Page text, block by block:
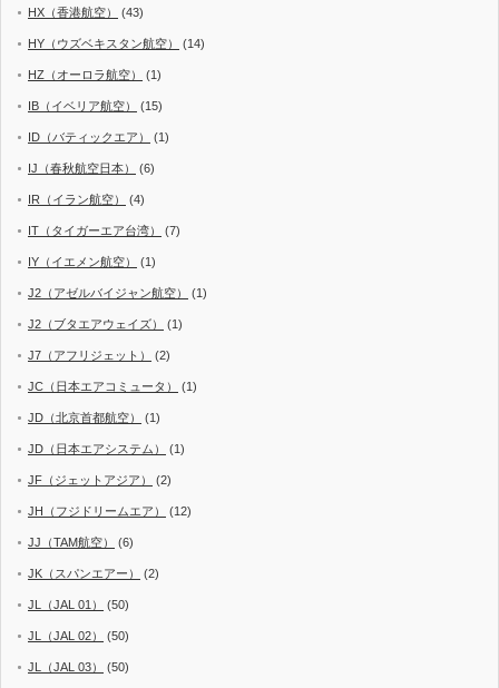
HX（香港航空） (43)
HY（ウズベキスタン航空） (14)
HZ（オーロラ航空） (1)
IB（イベリア航空） (15)
ID（バティックエア） (1)
IJ（春秋航空日本） (6)
IR（イラン航空） (4)
IT（タイガーエア台湾） (7)
IY（イエメン航空） (1)
J2（アゼルバイジャン航空） (1)
J2（ブタエアウェイズ） (1)
J7（アフリジェット） (2)
JC（日本エアコミュータ） (1)
JD（北京首都航空） (1)
JD（日本エアシステム） (1)
JF（ジェットアジア） (2)
JH（フジドリームエア） (12)
JJ（TAM航空） (6)
JK（スパンエアー） (2)
JL（JAL 01） (50)
JL（JAL 02） (50)
JL（JAL 03） (50)